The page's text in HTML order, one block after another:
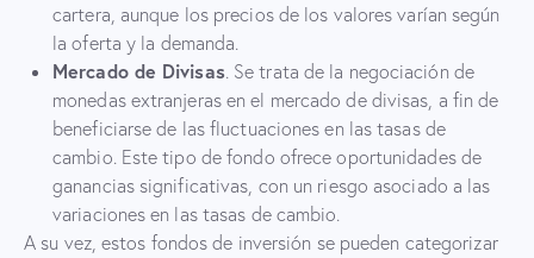
cartera, aunque los precios de los valores varían según
la oferta y la demanda.
Mercado de Divisas. Se trata de la negociación de
monedas extranjeras en el mercado de divisas, a fin de
beneficiarse de las fluctuaciones en las tasas de
cambio. Este tipo de fondo ofrece oportunidades de
ganancias significativas, con un riesgo asociado a las
variaciones en las tasas de cambio.
A su vez, estos fondos de inversión se pueden categorizar